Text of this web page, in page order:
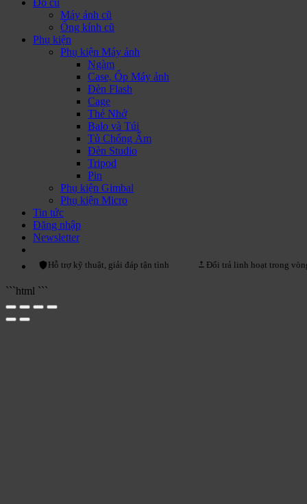
Máy ảnh cũ
Ống kính cũ
Phụ kiện
Phụ kiện Máy ảnh
Ngàm
Case, Ốp Máy ảnh
Đèn Flash
Cage
Thẻ Nhớ
Balo và Túi
Tủ Chống Ẩm
Đèn Studio
Tripod
Pin
Phụ kiện Gimbal
Phụ kiện Micro
Tin tức
Đăng nhập
Newsletter
Hỗ trợ kỹ thuật, giải đáp tận tình Đổi trả linh hoạt trong vòng 15
```html ```